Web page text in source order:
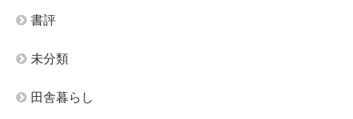
書評
未分類
田舎暮らし